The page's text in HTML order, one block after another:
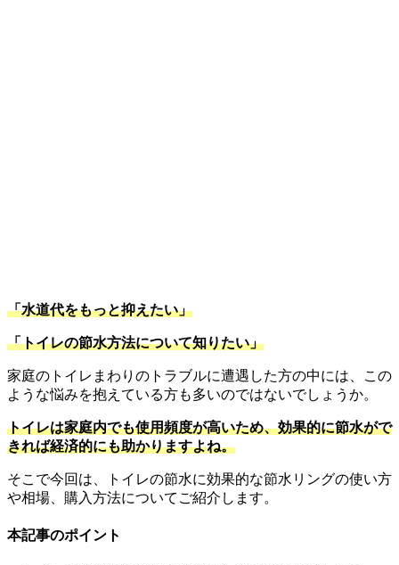
「水道代をもっと抑えたい」
「トイレの節水方法について知りたい」
家庭のトイレまわりのトラブルに遭遇した方の中には、この
ような悩みを抱えている方も多いのではないでしょうか。
トイレは家庭内でも使用頻度が高いため、効果的に節水がで
きれば経済的にも助かりますよね。
そこで今回は、トイレの節水に効果的な節水リングの使い方
や相場、購入方法についてご紹介します。
本記事のポイント